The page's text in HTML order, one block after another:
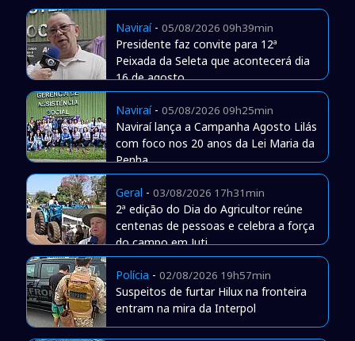
Naviraí- 05/08/2026 09h39min
Presidente faz convite para 12ª
Peixada da Seleta que acontecerá dia
16 de agosto
Naviraí- 05/08/2026 09h25min
Naviraí lança a Campanha Agosto Lilás
com foco nos 20 anos da Lei Maria da
Penha
Geral - 03/08/2026 17h31min
2ª edição do Dia do Agricultor reúne
centenas de pessoas e celebra a força
do campo em Juti
Polícia - 02/08/2026 19h57min
Suspeitos de furtar Hilux na fronteira
entram na mira da Interpol